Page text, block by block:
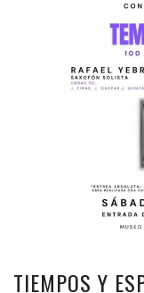
TIEMPOS Y